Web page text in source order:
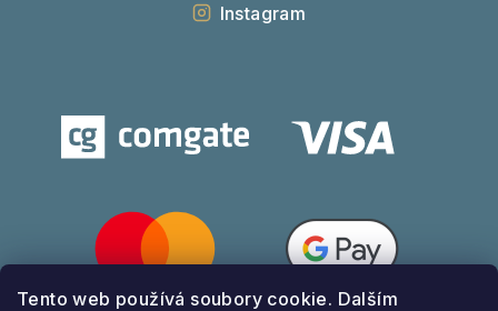
Tento web používá soubory cookie. Dalším
Instagram